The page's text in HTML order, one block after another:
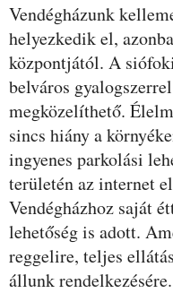
Leírás
Vendégházunk
helyezkedik el,
központjától. A
belváros
megközelíthető.
sincs hiány a
ingyenes parkolási
területén az internet
Vendégházhoz saját
lehetőség is adott.
reggelire, teljes
állunk rendelkezésére.